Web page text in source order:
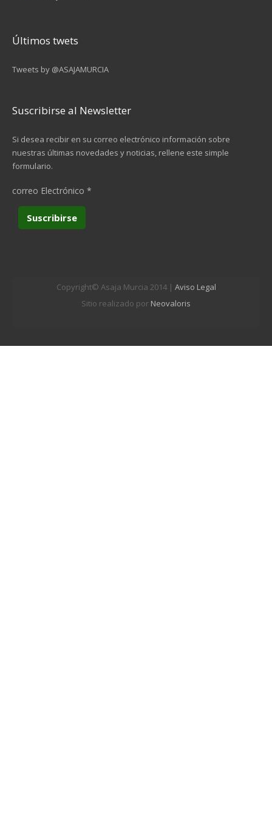
Últimos twets
Tweets by @ASAJAMURCIA
Suscribirse al Newsletter
Si desea recibir en su correo electrónico información sobre
nuestras últimas novedades y noticias, rellene este simple
formulario.
correo Electrónico *
Copyright© Asaja Murcia 2014 | Aviso Legal
Sitio realizado por Neovaloris